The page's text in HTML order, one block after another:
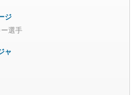
ジ
選手
ャ